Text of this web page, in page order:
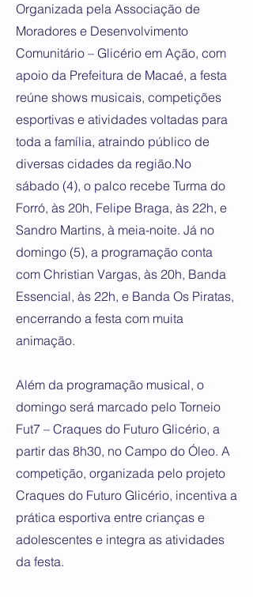
Organizada pela Associação de
Moradores e Desenvolvimento
Comunitário – Glicério em Ação, com
apoio da Prefeitura de Macaé, a festa
reúne shows musicais, competições
esportivas e atividades voltadas para
toda a família, atraindo público de
diversas cidades da região.No
sábado (4), o palco recebe Turma do
Forró, às 20h, Felipe Braga, às 22h, e
Sandro Martins, à meia-noite. Já no
domingo (5), a programação conta
com Christian Vargas, às 20h, Banda
Essencial, às 22h, e Banda Os Piratas,
encerrando a festa com muita
animação.
Além da programação musical, o
domingo será marcado pelo Torneio
Fut7 – Craques do Futuro Glicério, a
partir das 8h30, no Campo do Óleo. A
competição, organizada pelo projeto
Craques do Futuro Glicério, incentiva a
prática esportiva entre crianças e
adolescentes e integra as atividades
da festa.